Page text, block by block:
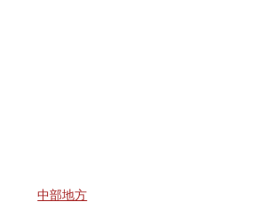
中部地方